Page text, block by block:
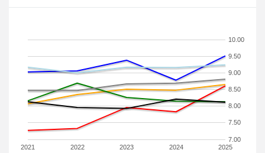
2021 2022 2023 2024 2025
7.00
7.50
8.00
8.50
9.00
9.50
10.00